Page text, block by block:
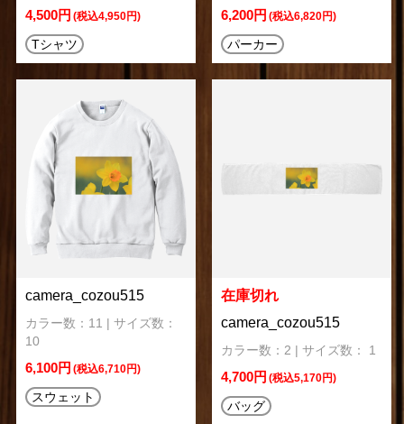
4,500円 (税込4,950円)
Tシャツ
6,200円 (税込6,820円)
パーカー
camera_cozou515
カラー数：11 | サイズ数：
10
6,100円 (税込6,710円)
スウェット
在庫切れ
camera_cozou515
カラー数：2 | サイズ数： 1
4,700円 (税込5,170円)
バッグ